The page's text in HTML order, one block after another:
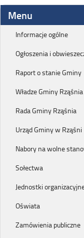
Menu
Informacje ogólne
Ogłoszenia i
Raport o stanie Gminy
Władze Gminy Rząśnia
Rada Gminy Rząśnia
Urząd Gminy w Rząśni
Nabory na wolne
Sołectwa
Jednostki
Oświata
Zamówienia publiczne